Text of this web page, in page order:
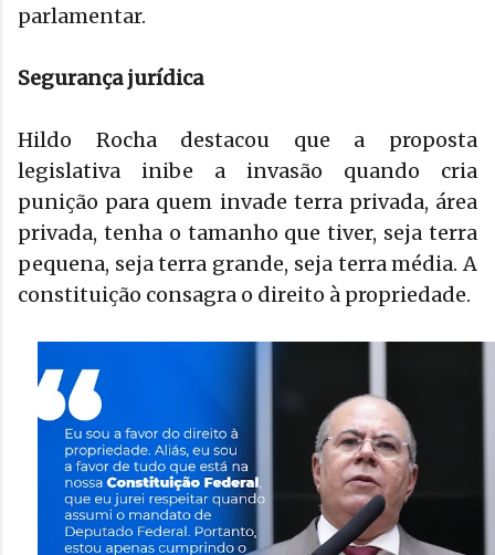
parlamentar.
Segurança jurídica
Hildo Rocha destacou que a proposta
legislativa inibe a invasão quando cria
punição para quem invade terra privada, área
privada, tenha o tamanho que tiver, seja terra
pequena, seja terra grande, seja terra média. A
constituição consagra o direito à propriedade.